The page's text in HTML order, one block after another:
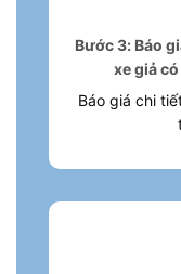
Bước 3: Báo
xe giả
Báo giá chi